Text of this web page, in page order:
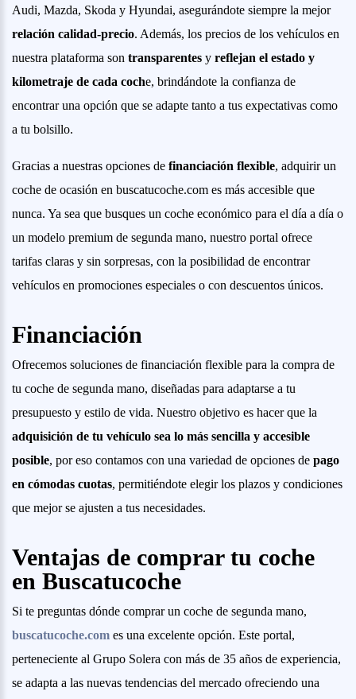
Audi, Mazda, Skoda y Hyundai, asegurándote siempre la mejor
relación calidad-precio. Además, los precios de los vehículos en
nuestra plataforma son transparentes y reflejan el estado y
kilometraje de cada coche, brindándote la confianza de
encontrar una opción que se adapte tanto a tus expectativas como
a tu bolsillo.
Gracias a nuestras opciones de financiación flexible, adquirir un
coche de ocasión en buscatucoche.com es más accesible que
nunca. Ya sea que busques un coche económico para el día a día o
un modelo premium de segunda mano, nuestro portal ofrece
tarifas claras y sin sorpresas, con la posibilidad de encontrar
vehículos en promociones especiales o con descuentos únicos.
Financiación
Ofrecemos soluciones de financiación flexible para la compra de
tu coche de segunda mano, diseñadas para adaptarse a tu
presupuesto y estilo de vida. Nuestro objetivo es hacer que la
adquisición de tu vehículo sea lo más sencilla y accesible
posible, por eso contamos con una variedad de opciones de pago
en cómodas cuotas, permitiéndote elegir los plazos y condiciones
que mejor se ajusten a tus necesidades.
Ventajas de comprar tu coche
en Buscatucoche
Si te preguntas dónde comprar un coche de segunda mano,
buscatucoche.com es una excelente opción. Este portal,
perteneciente al Grupo Solera con más de 35 años de experiencia,
se adapta a las nuevas tendencias del mercado ofreciendo una